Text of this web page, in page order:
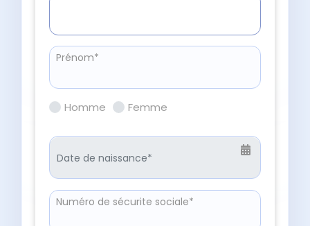
Prénom*
Homme Femme
Numéro de sécurite sociale*